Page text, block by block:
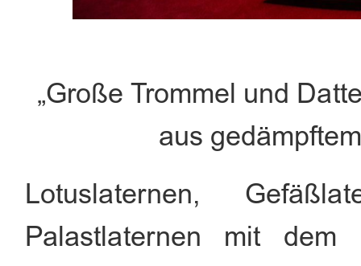
„Große Trommel und
aus
Lotuslaternen,
Palastlaternen mit